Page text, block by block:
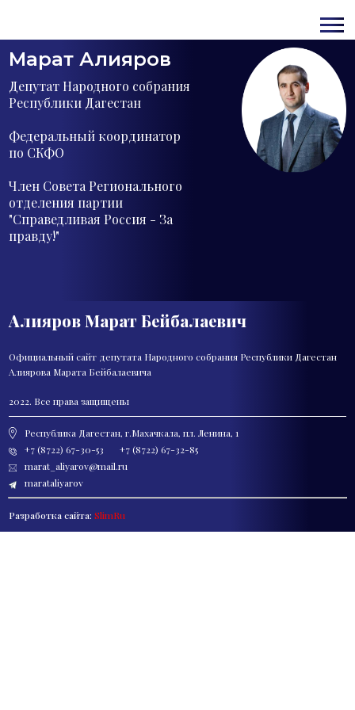
Марат Алияров
Депутат Народного собрания
Республики Дагестан
Федеральный координатор
по СКФО
Член Совета Регионального
отделения партии
"Справедливая Россия - За
правду!"
Алияров Марат Бейбалаевич
Официальный сайт депутата Народного собрания Республики Дагестан
Алиярова Марата Бейбалаевича
2022. Все права защищены
Республика Дагестан, г.Махачкала, пл. Ленина, 1
+7 (8722) 67-30-53
+7 (8722) 67-32-85
marat_aliyarov@mail.ru
marataliyarov
Разработка сайта:SlimRu